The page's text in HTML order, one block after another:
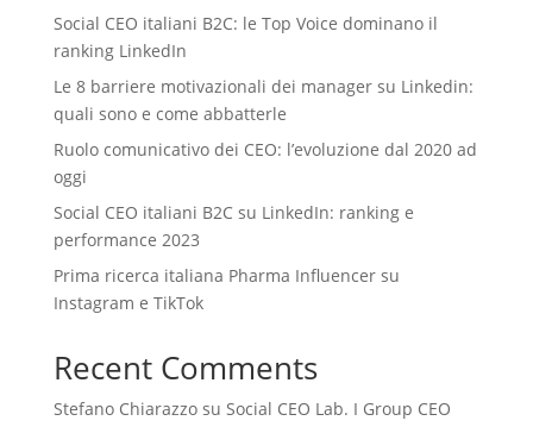
Social CEO italiani B2C: le Top Voice dominano il
ranking LinkedIn
Le 8 barriere motivazionali dei manager su Linkedin:
quali sono e come abbatterle
Ruolo comunicativo dei CEO: l’evoluzione dal 2020 ad
oggi
Social CEO italiani B2C su LinkedIn: ranking e
performance 2023
Prima ricerca italiana Pharma Influencer su
Instagram e TikTok
Recent Comments
Stefano Chiarazzosu Social CEO Lab. I Group CEO